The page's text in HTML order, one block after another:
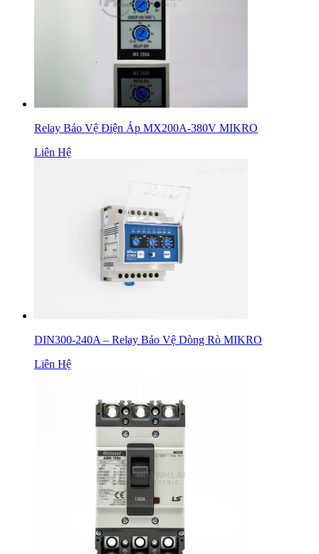
Relay Bảo Vệ Điện Áp MX200A-380V MIKRO
Liên Hệ
DIN300-240A – Relay Bảo Vệ Dòng Rò MIKRO
Liên Hệ